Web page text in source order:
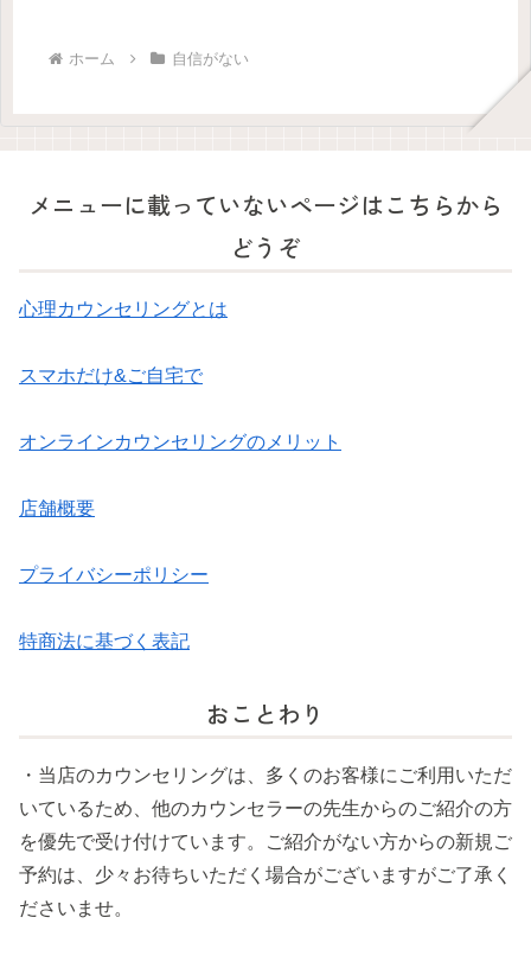
ホーム 自信がない
メニューに載っていないページはこちらから
どうぞ
心理カウンセリングとは
スマホだけ&ご自宅で
オンラインカウンセリングのメリット
店舗概要
プライバシーポリシー
特商法に基づく表記
おことわり
・当店のカウンセリングは、多くのお客様にご利用いただ
いているため、他のカウンセラーの先生からのご紹介の方
を優先で受け付けています。ご紹介がない方からの新規ご
予約は、少々お待ちいただく場合がございますがご了承く
ださいませ。